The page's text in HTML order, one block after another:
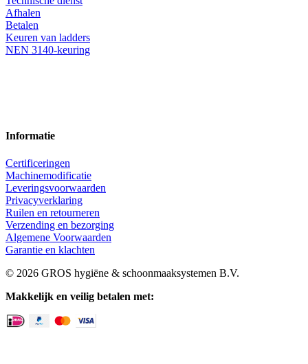
Afhalen
Betalen
Keuren van ladders
NEN 3140-keuring
Informatie
Certificeringen
Machinemodificatie
Leveringsvoorwaarden
Privacyverklaring
Ruilen en retourneren
Verzending en bezorging
Algemene Voorwaarden
Garantie en klachten
© 2026 GROS hygiëne & schoonmaaksystemen B.V.
Makkelijk en veilig betalen met: